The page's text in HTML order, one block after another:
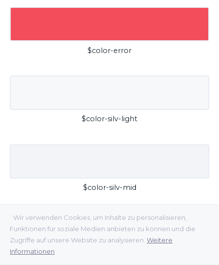
Wir verwenden Cookies, um Inhalte zu personalisieren,
Funktionen für soziale Medien anbieten zu können und die
Zugriffe auf unsere Website zu analysieren. Weitere
Informationen
$color-error
$color-silv-light
$color-silv-mid